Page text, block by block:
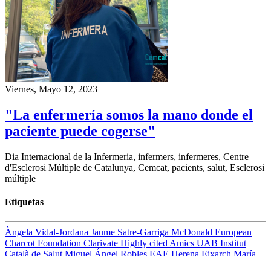
Viernes, Mayo 12, 2023
"La enfermería somos la mano donde el
paciente puede cogerse"
Dia Internacional de la Infermeria, infermers, infermeres, Centre
d'Esclerosi Múltiple de Catalunya, Cemcat, pacients, salut, Esclerosi
múltiple
Etiquetas
Àngela Vidal-Jordana Jaume Satre-Garriga McDonald European
Charcot Foundation Clarivate Highly cited Amics UAB Institut
Català de Salut Miguel Ángel Robles EAE Herena Eixarch María